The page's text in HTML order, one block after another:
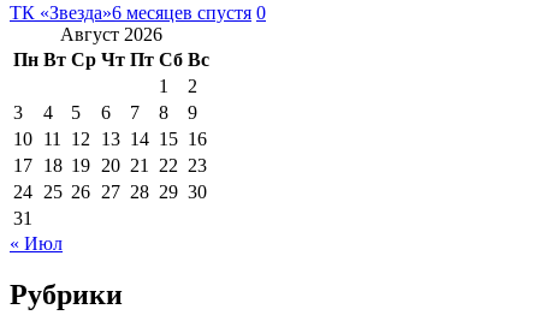
ТК «Звезда»6 месяцев спустя 0
Август 2026
Пн Вт Ср Чт Пт Сб Вс
1
2
3
4 5 6 7 8
9
10 11 12 13 14 15 16
17 18 19 20 21 22 23
24 25 26 27 28 29 30
31
« Июл
Рубрики